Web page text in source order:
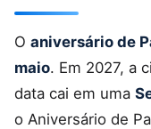
O aniversário de
maio. Em 2027, a
data cai em uma
o Aniversário de